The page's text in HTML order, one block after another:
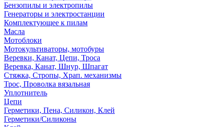
Бензопилы и электропилы
Генераторы и электростанции
Комплектующее к пилам
Масла
Мотоблоки
Мотокультиваторы, мотобуры
Веревки, Канат, Цепи, Троса
Веревка, Канат, Шнур, Шпагат
Стяжка, Стропы, Храп. механизмы
Трос, Проволка вязальная
Уплотнитель
Цепи
Герметики, Пена, Силикон, Клей
Герметики/Силиконы